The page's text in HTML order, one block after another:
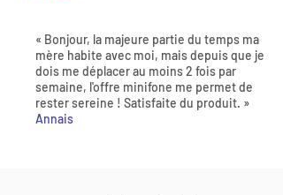
« Bonjour, la majeure partie du temps ma
mère habite avec moi, mais depuis que je
dois me déplacer au moins 2 fois par
semaine, l'offre minifone me permet de
rester sereine ! Satisfaite du produit. »
Annais